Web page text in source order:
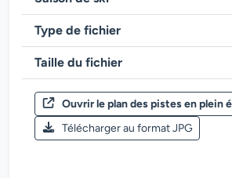
Saison de ski 2010-2011
Zillertal Arena
Type de fichier
Taille du fichier
Ouvrir le plan des pistes en plein
Télécharger au format JPG